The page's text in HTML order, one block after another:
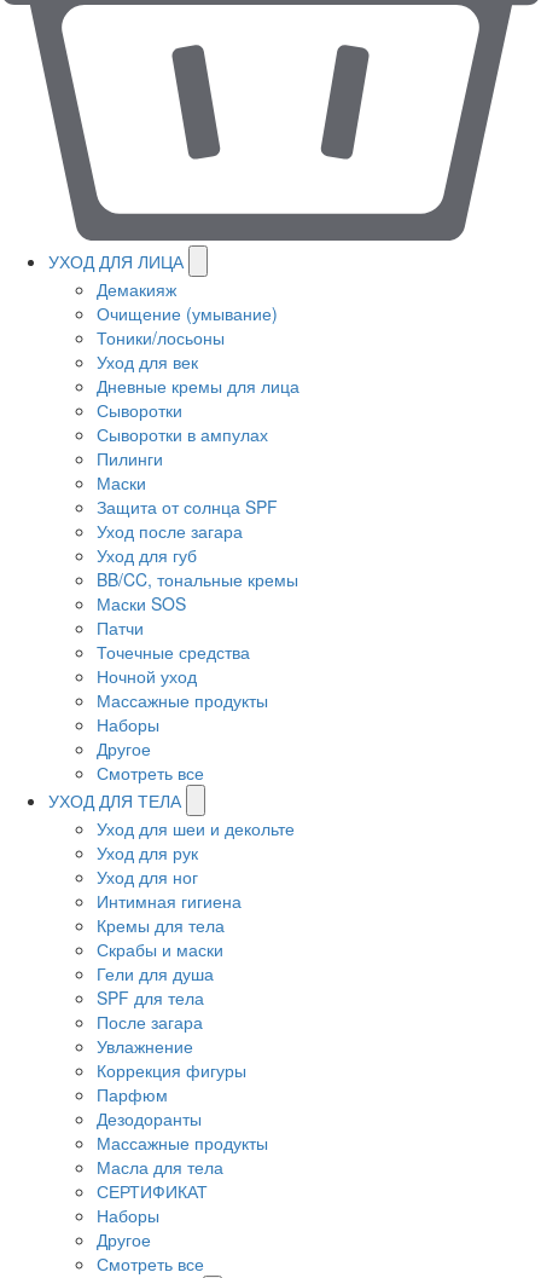
УХОД ДЛЯ ЛИЦА
Демакияж
Очищение (умывание)
Тоники/лосьоны
Уход для век
Дневные кремы для лица
Сыворотки
Сыворотки в ампулах
Пилинги
Маски
Защита от солнца SPF
Уход после загара
Уход для губ
BB/CC, тональные кремы
Маски SOS
Патчи
Точечные средства
Ночной уход
Массажные продукты
Наборы
Другое
Смотреть все
УХОД ДЛЯ ТЕЛА
Уход для шеи и декольте
Уход для рук
Уход для ног
Интимная гигиена
Кремы для тела
Скрабы и маски
Гели для душа
SPF для тела
После загара
Увлажнение
Коррекция фигуры
Парфюм
Дезодоранты
Массажные продукты
Масла для тела
СЕРТИФИКАТ
Наборы
Другое
Смотреть все